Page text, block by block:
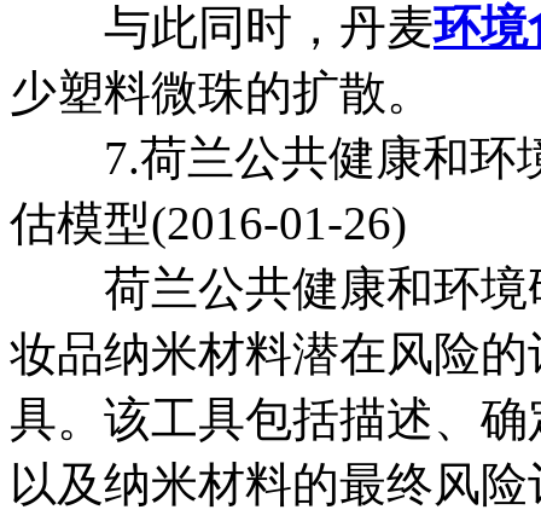
与此同时，丹麦环境
少塑料微珠的扩散。
7.荷兰公共健康和环
估模型(2016-01-26)
荷兰公共健康和环境
妆品纳米材料潜在风险的
具。该工具包括描述、
以及纳米材料的最终风